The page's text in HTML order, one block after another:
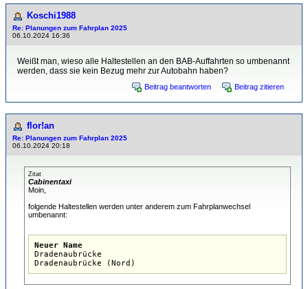
Koschi1988
Re: Planungen zum Fahrplan 2025
06.10.2024 16:36
Weißt man, wieso alle Haltestellen an den BAB-Auffahrten so umbenannt
werden, dass sie kein Bezug mehr zur Autobahn haben?
Beitrag beantworten Beitrag zitieren
flor!an
Re: Planungen zum Fahrplan 2025
06.10.2024 20:18
Zitat
Cabinentaxi
Moin,
folgende Haltestellen werden unter anderem zum Fahrplanwechsel
umbenannt:
Neuer Name
Dradenaubrücke